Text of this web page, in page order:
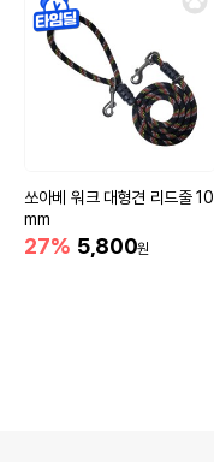
쏘아베 워크 대형견 리드줄 10
mm
27% 5,800원